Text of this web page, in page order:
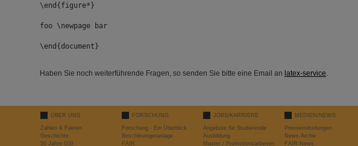
\end{figure*}
foo \newpage bar
\end{document}
Haben Sie noch weiterführende Fragen, so senden Sie bitte eine Email an latex-service.
ÜBER UNS
Zahlen & Fakten
Geschichte
50 Jahre GSI
FORSCHUNG
Forschung - Ein Überblick
Beschleunigeranlage
FAIR
JOBS/KARRIERE
Angebote für Studierende
Ausbildung
Master / Promotionsarbeiten
MEDIEN/NEWS
Pressemitteilungen
News-Archiv
FAIR-News